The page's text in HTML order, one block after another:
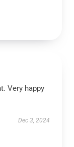
Very happy
Dec 3, 2024